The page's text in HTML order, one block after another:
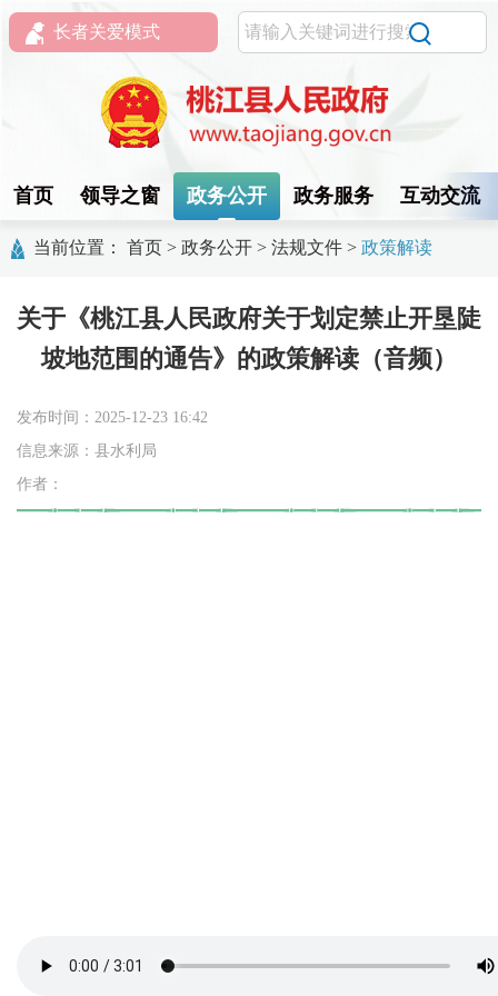
长者关爱模式
首页 领导之窗 政务公开 政务服务 互动交流
当前位置： 首页 > 政务公开 > 法规文件 > 政策解读
关于《桃江县人民政府关于划定禁止开垦陡
坡地范围的通告》的政策解读（音频）
发布时间：2025-12-23 16:42
信息来源：县水利局
作者：